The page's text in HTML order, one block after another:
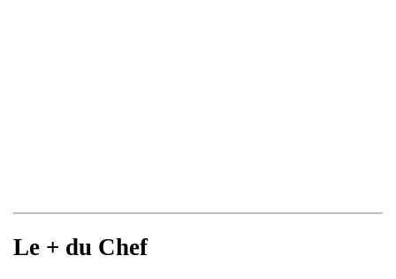
Le + du Chef